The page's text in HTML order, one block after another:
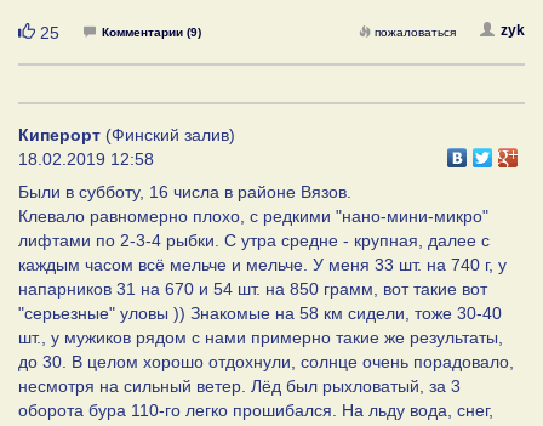
Нравится
25 Комментарии (9) zyk
пожаловаться
Киперорт (Финский залив)
18.02.2019 12:58
Были в субботу, 16 числа в районе Вязов.
Клевало равномерно плохо, с редкими "нано-мини-микро"
лифтами по 2-3-4 рыбки. С утра средне - крупная, далее с
каждым часом всё мельче и мельче. У меня 33 шт. на 740 г, у
напарников 31 на 670 и 54 шт. на 850 грамм, вот такие вот
"серьезные" уловы )) Знакомые на 58 км сидели, тоже 30-40
шт., у мужиков рядом с нами примерно такие же результаты,
до 30. В целом хорошо отдохнули, солнце очень порадовало,
несмотря на сильный ветер. Лёд был рыхловатый, за 3
оборота бура 110-го легко прошибался. На льду вода, снег,